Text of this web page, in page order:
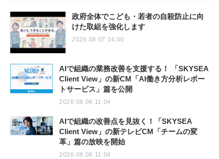
政府全体でこども・若者の自殺防止に向
けた取組を強化します
2026.08.07 14:00
AIで組織の業務改善を支援する！ 「SKYSEA
Client View」の新CM「AI働き方分析レポー
トサービス」篇を公開
2026.08.06 11:04
AIで組織の改善点を見抜く！「SKYSEA
Client View」の新テレビCM「チームの変
革」篇の放映を開始
2026.08.06 11:04